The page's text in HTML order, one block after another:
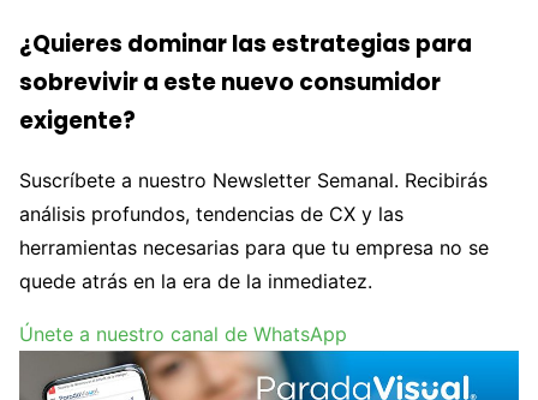
¿Quieres dominar las estrategias para
sobrevivir a este nuevo consumidor
exigente?
Suscríbete a nuestro Newsletter Semanal. Recibirás
análisis profundos, tendencias de CX y las
herramientas necesarias para que tu empresa no se
quede atrás en la era de la inmediatez.
Únete a nuestro canal de WhatsApp